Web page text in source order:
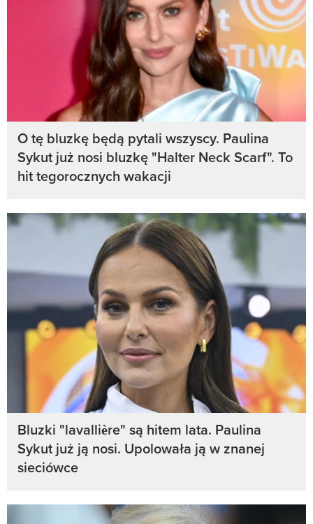
O tę bluzkę będą pytali wszyscy. Paulina
Sykut już nosi bluzkę "Halter Neck Scarf". To
hit tegorocznych wakacji
Bluzki "lavallière" są hitem lata. Paulina
Sykut już ją nosi. Upolowała ją w znanej
sieciówce